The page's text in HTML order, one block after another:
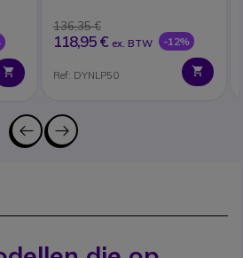
136,35 €
118,95 € ex. BTW -12%
Ref: DYNLP50